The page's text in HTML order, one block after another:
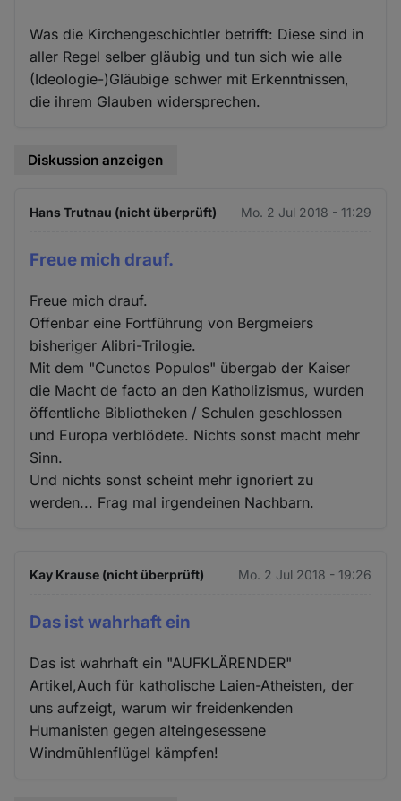
Was die Kirchengeschichtler betrifft: Diese sind in
aller Regel selber gläubig und tun sich wie alle
(Ideologie-)Gläubige schwer mit Erkenntnissen,
die ihrem Glauben widersprechen.
Diskussion anzeigen
Hans Trutnau (nicht überprüft) Mo. 2 Jul 2018 - 11:29
Freue mich drauf.
Freue mich drauf.
Offenbar eine Fortführung von Bergmeiers
bisheriger Alibri-Trilogie.
Mit dem "Cunctos Populos" übergab der Kaiser
die Macht de facto an den Katholizismus, wurden
öffentliche Bibliotheken / Schulen geschlossen
und Europa verblödete. Nichts sonst macht mehr
Sinn.
Und nichts sonst scheint mehr ignoriert zu
werden... Frag mal irgendeinen Nachbarn.
Kay Krause (nicht überprüft) Mo. 2 Jul 2018 - 19:26
Das ist wahrhaft ein
Das ist wahrhaft ein "AUFKLÄRENDER"
Artikel,Auch für katholische Laien-Atheisten, der
uns aufzeigt, warum wir freidenkenden
Humanisten gegen alteingesessene
Windmühlenflügel kämpfen!